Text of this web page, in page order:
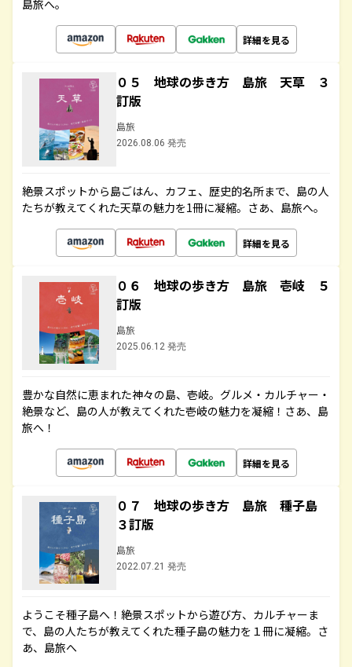
島旅へ。
詳細を見る
０５ 地球の歩き方 島旅 天草 ３
訂版
島旅
2026.08.06 発売
絶景スポットから島ごはん、カフェ、歴史的名所まで、島の人
たちが教えてくれた天草の魅力を1冊に凝縮。さあ、島旅へ。
詳細を見る
０６ 地球の歩き方 島旅 壱岐 ５
訂版
島旅
2025.06.12 発売
豊かな自然に恵まれた神々の島、壱岐。グルメ・カルチャー・
絶景など、島の人が教えてくれた壱岐の魅力を凝縮！さあ、島
旅へ！
詳細を見る
０７ 地球の歩き方 島旅 種子島
３訂版
島旅
2022.07.21 発売
ようこそ種子島へ！絶景スポットから遊び方、カルチャーま
で、島の人たちが教えてくれた種子島の魅力を１冊に凝縮。さ
あ、島旅へ